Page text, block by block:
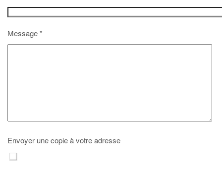
Message*
Envoyer une copie à votre adresse